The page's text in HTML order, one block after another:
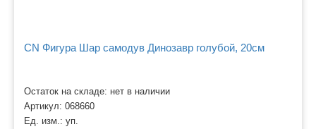
CN Фигура Шар самодув Динозавр голубой, 20см
Остаток на складе: нет в наличии
Артикул: 068660
Ед. изм.: уп.